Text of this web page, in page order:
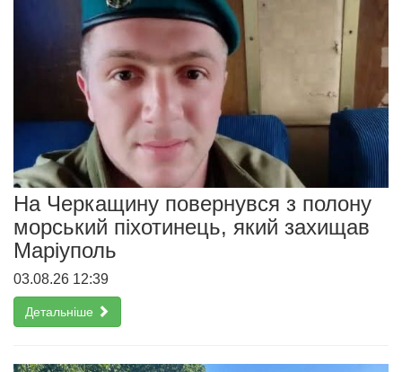
На Черкащину повернувся з полону
морський піхотинець, який захищав
Маріуполь
03.08.26 12:39
Детальніше